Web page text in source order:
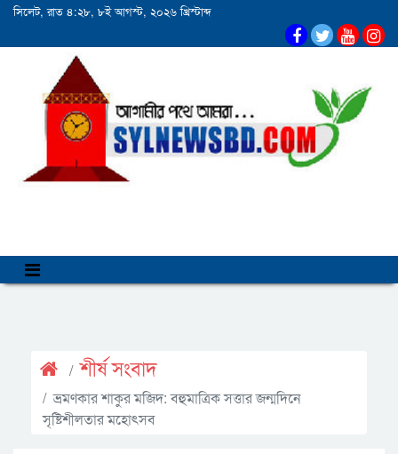
সিলেট, রাত ৪:২৮, ৮ই আগস্ট, ২০২৬ খ্রিস্টাব্দ
শীর্ষ সংবাদ
ভ্রমণকার শাকুর মজিদ: বহুমাত্রিক সত্তার জন্মদিনে
সৃষ্টিশীলতার মহোৎসব